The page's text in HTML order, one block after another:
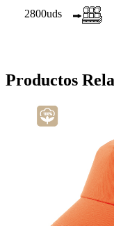
2800uds
Productos